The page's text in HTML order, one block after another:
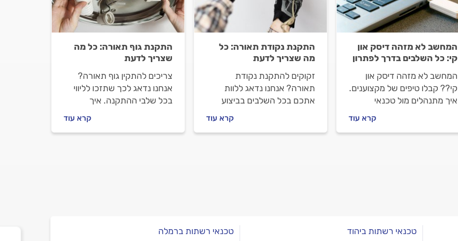
המחשב לא מזהה דיסק און
קי: כל השלבים בדרך לפתרון
המחשב לא מזהה דיסק און
קי?? קבלו טיפים של מקצוענים.
איך מתנהלים מול טכנאי
קרא עוד
התקנת נקודת תאורה: כל
מה שצריך לדעת
זקוקים להתקנת נקודת
תאורה? אנחנו נדאג ללוות
אתכם בכל השלבים בביצוע
ובמהלכה וכמה עולה התקנת
קרא עוד
התקנת גוף תאורה: כל מה
שצריך לדעת
צריכים להתקין גוף תאורה?
אנחנו נדאג לכך שתזכו לליווי
בכל שלבי ההתקנה. איך
העבודה, על מה חשוב להקפיד
וכמה עולה התקנת גוף תאורה?
קרא עוד
טכנאי רשתות ביהוד
טכנאי רשתות ברמלה